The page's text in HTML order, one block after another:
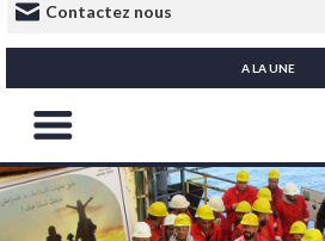
Contactez nous
A LA UNE